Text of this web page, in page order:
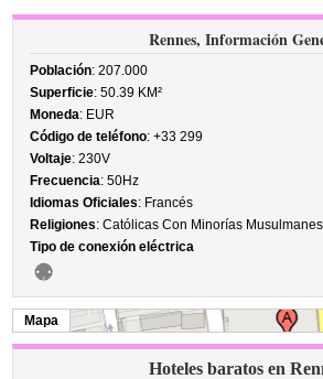
Rennes, Información
Población: 207.000
Superficie: 50.39 KM²
Moneda: EUR
Código de teléfono: +33 299
Voltaje: 230V
Frecuencia: 50Hz
Idiomas Oficiales: Francés
Religiones: Católicas Con Minorías
Tipo de conexión eléctrica
Mapa
Hoteles baratos en